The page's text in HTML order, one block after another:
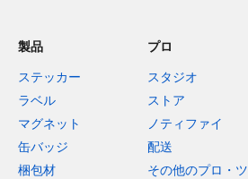
製品
ステッカー
ラベル
マグネット
缶バッジ
梱包材
プロ
スタジオ
ストア
ノティファイ
配送
その他のプロ・ツ